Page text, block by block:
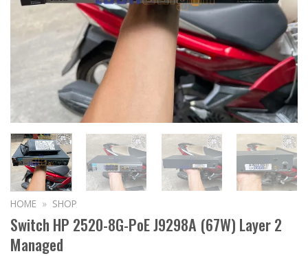
HOME » SHOP
Switch HP 2520-8G-PoE J9298A (67W) Layer 2
Managed